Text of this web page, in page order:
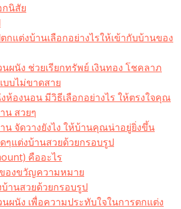
นิสัย
กแต่งบ้านเลือกอย่างไรให้เข้ากับบ้านของ
ผนัง ช่วยเรียกทรัพย์ เงินทอง โชคลาภ
บบไม่ขาดสาย
ห้องนอน มีวิธีเลือกอย่างไร ให้ตรงใจคุณ
น สวยๆ
น จัดวางยังไง ให้บ้านคุณน่าอยู่ยิ่งขึ้น
ดๆแต่งบ้านสวยด้วยกรอบรูป
คืออะไร​
ของขวัญความหมาย
บ้านสวยด้วยกรอบรูป
ผนัง เพื่อความประทับใจในการตกแต่ง